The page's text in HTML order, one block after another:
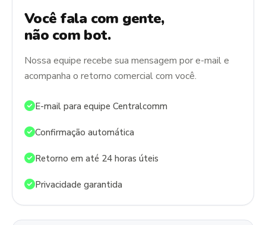
Você fala com gente,
não com bot.
Nossa equipe recebe sua mensagem por e-mail e
acompanha o retorno comercial com você.
E-mail para equipe Centralcomm
Confirmação automática
Retorno em até 24 horas úteis
Privacidade garantida